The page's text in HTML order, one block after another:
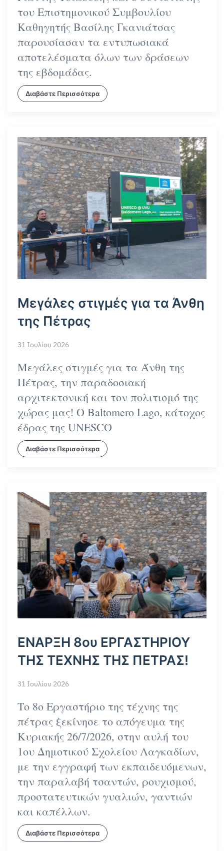
του Επιστημονικού Συμβουλίου
Καθηγητής Βασίλης Γκανιάτσας
παρουσίασαν τα εντυπωσιακά
αποτελέσματα όλων των δράσεων
της εβδομάδας.
Διαβάστε Περισσότερα
Μεγάλες στιγμές για τα Άνθη
της Πέτρας
31 Ιουλίου 2026
Μεγάλες στιγμές για τα Άνθη της
Πέτρας, την παραδοσιακή
αρχιτεκτονική και τον πολιτισμό της
χώρας μας! Ο Baltomero Lago, κάτοχος
έδρας της UNESCO
Διαβάστε Περισσότερα
ΕΝΑΡΞΗ 8ου ΕΡΓΑΣΤΗΡΙΟΥ
ΤΗΣ ΤΕΧΝΗΣ ΤΗΣ ΠΕΤΡΑΣ!
31 Ιουλίου 2026
Το 8ο Εργαστήριο της τέχνης της
πέτρας ξεκίνησε το απόγευμα της
Κυριακής 26/7/2026, στην αυλή του
1ου Δημοτικού Σχολείου Λαγκαδίων,
με την εγγραφή των εκπαιδευόμενων,
την παραλαβή τσαντών, ρουχισμού,
προστατευτικών γυαλιών, γαντιών
και καπέλλων.
Διαβάστε Περισσότερα